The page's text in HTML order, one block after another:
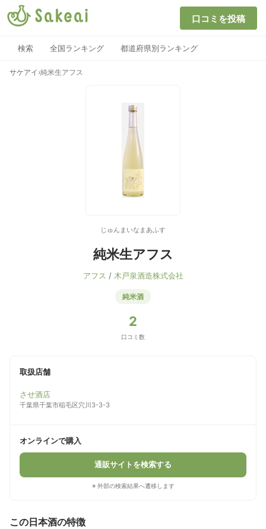
口コミを投稿
検索 全国ランキング 都道府県別ランキング
サケアイ ›純米生アフス
じゅんまいなまあふす
純米生アフス
アフス / 木戸泉酒造株式会社
純米酒
2
口コミ数
取扱店舗
させ酒店
千葉県千葉市稲毛区穴川3-3-3
オンラインで購入
通販サイトを検索する
※ 外部の検索結果へ遷移します
この日本酒の特徴